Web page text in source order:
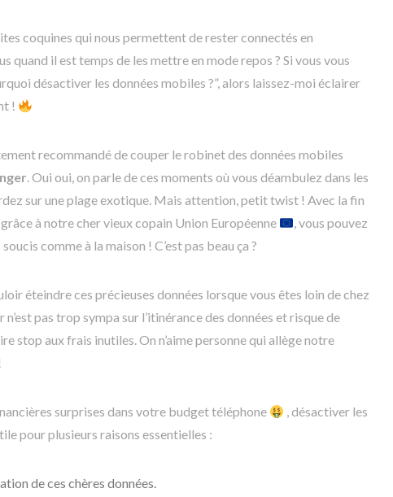
coquines qui nous permettent de rester connectés en
quand il est temps de les mettre en mode repos ? Si vous vous
désactiver les données mobiles ?”, alors laissez-moi éclairer
!
recommandé de couper le robinet des données mobiles
. Oui oui, on parle de ces moments où vous déambulez dans les
sur une plage exotique. Mais attention, petit twist ! Avec la fin
à notre cher vieux copain Union Européenne
, vous pouvez
comme à la maison ! C’est pas beau ça ?
éteindre ces précieuses données lorsque vous êtes loin de chez
pas trop sympa sur l’itinérance des données et risque de
stop aux frais inutiles. On n’aime personne qui allège notre
surprises dans votre budget téléphone
, désactiver les
pour plusieurs raisons essentielles :
de ces chères données.